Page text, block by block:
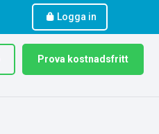
Logga in
Prova kostnadsfritt